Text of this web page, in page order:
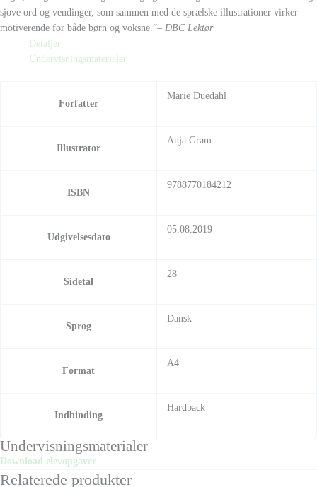
sjove ord og vendinger, som sammen med de sprælske illustrationer virker
motiverende for både børn og voksne.”– DBC Lektør
Detaljer
Undervisningsmaterialer
Forfatter
Marie Duedahl
Illustrator
Anja Gram
ISBN
9788770184212
Udgivelsesdato
05.08.2019
Sidetal
28
Sprog
Dansk
Format
A4
Indbinding
Hardback
Undervisningsmaterialer
Download elevopgaver
Relaterede produkter